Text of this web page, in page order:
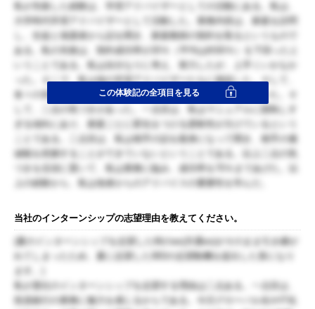
私が失敗した経験は、学習アドバイザーとしての活動にある。私は、
大学時代学習アドバイザーとして活動した。業務内容は、家庭を訪問
し、生徒と保護者から話を聞き、家庭教師の契約を取るというもので
ある。私の失敗は、契約成功率が20％（平均は約50％）を下回ったと
いうことである。私は自分なりに考え、努力したが、上手くいかなか
った。そこで、私は他の学習アドバイザーたちに相談した。そして、
各々の良い点・悪い点を指摘し合うためのミーティングを開いた。そ
して、二点の気づきがあった。一点目は、私はマニュアルに固執しす
ぎる傾向にあり、家庭ごとに変化をつける柔軟性が欠けているという
ことである。二点目は、私は相手の話を親身になって聞き、相手の価
値観を把握することができていないということである。以上二点の気
づきを念頭に置いて、私は業務に臨み、成功率を70％まであげた。以
上の経験から、私は他者からのアドバイスの重要性を学んだ。
この体験記の全項目を見る
当社のインターンシップの志望理由を教えてください。
(夏のインターンシップを志望した時のes(共通es)がそのまま引き継が
れてしまったため、夏に志望したIBDの志望動機を提出した形になり
私が貴社のインターンシップを志望する理由は二点ある。一点目は、
投資銀行の業務に魅力を感じるからである。今日グローバル化やIT化